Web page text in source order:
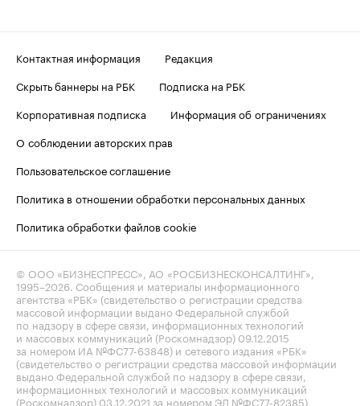
Контактная информация
Редакция
Скрыть баннеры на РБК
Подписка на РБК
Корпоративная подписка
Информация об ограничениях
О соблюдении авторских прав
Пользовательское соглашение
Политика в отношении обработки персональных данных
Политика обработки файлов cookie
© ООО «БИЗНЕСПРЕСС», АО «РОСБИЗНЕСКОНСАЛТИНГ»,
1995–2026. Сообщения и материалы информационного
агентства «РБК» (свидетельство о регистрации средства
массовой информации выдано Федеральной службой
по надзору в сфере связи, информационных технологий
и массовых коммуникаций (Роскомнадзор) 09.12.2015
за номером ИА №ФС77-63848) и сетевого издания «РБК»
(свидетельство о регистрации средства массовой информации
выдано Федеральной службой по надзору в сфере связи,
информационных технологий и массовых коммуникаций
(Роскомнадзор) 03.12.2021 за номером ЭЛ №ФС77-82385)